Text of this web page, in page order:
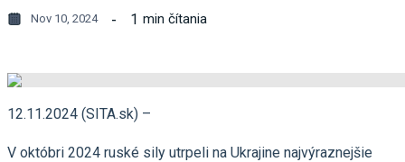
Nov 10, 2024 1 min čítania
12.11.2024 (SITA.sk) –
V októbri 2024 ruské sily utrpeli na Ukrajine najvýraznejšie